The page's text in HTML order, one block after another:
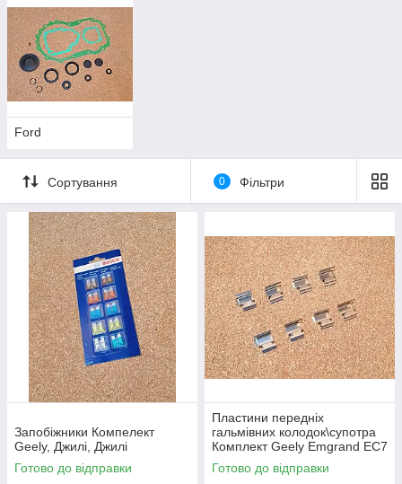
Ford
Сортування 0 Фільтри
Запобіжники Компелект
Geely, Джилі, Джилі
Готово до відправки
Пластини передніх
гальмівних колодок\супотра
Комплект Geely Emgrand ЕС7
Джили Эмгранд ЕС7 Джилі
Емгранд ЄС7
Готово до відправки